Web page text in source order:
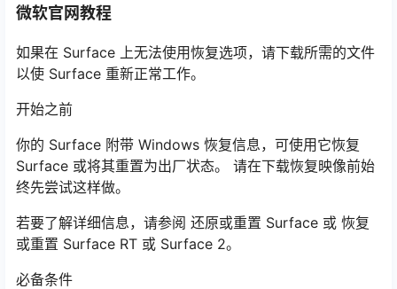
微软官网教程
如果在 Surface 上无法使用恢复选项，请下载所需的文件
以使 Surface 重新正常工作。
开始之前
你的 Surface 附带 Windows 恢复信息，可使用它恢复
Surface 或将其重置为出厂状态。 请在下载恢复映像前始
终先尝试这样做。
若要了解详细信息，请参阅 还原或重置 Surface 或 恢复
或重置 Surface RT 或 Surface 2。
必备条件